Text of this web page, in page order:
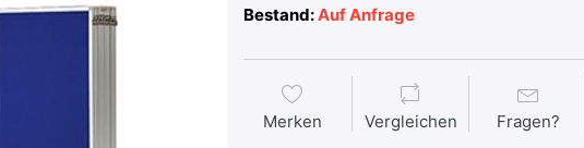
Bestand:Auf Anfrage
Merken Vergleichen Fragen?